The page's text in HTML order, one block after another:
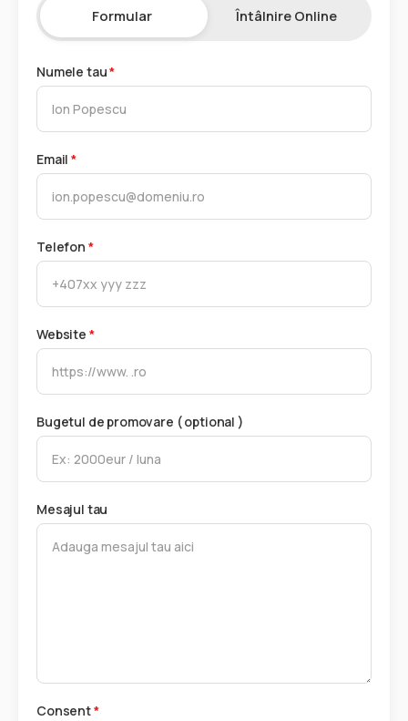
Formular Întâlnire Online
Numele tau*
Email*
Telefon *
Website *
Bugetul de promovare ( optional )
Mesajul tau
Consent*